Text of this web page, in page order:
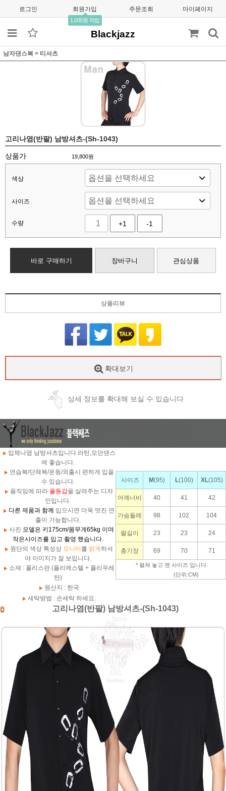
로그인 회원가입
1,000원 적립
주문조회 마이페이지
Blackjazz
남자댄스복 > 티셔츠
고리나염(반팔) 남방셔츠-(Sh-1043)
상품가 19,800원
색상
사이즈
수량 +1 -1
바로 구매하기 장바구니 관심상품
상품리뷰
확대보기
상세 정보를 확대해 보실 수 있습니다
입체나염 남방셔츠입니다.라틴,모던댄스
에 좋습니다.
연습복/단체복/운동/외출시 편하게 입을
수 있습니다.
움직임에 따라 율동감을 살려주는 디자
인입니다.
다른 제품과 함께 입으시면 더욱 멋진 연
출이 가능합니다.
사진 모델은 키175cm/몸무게65kg 이며
작은사이즈를 입고 촬영 했습니다.
원단의 색상 특성상 모니터 를 밝게 하셔
야 이미지가 잘 보입니다.
소재 : 폴리스판 (폴리에스텔 + 폴리우레
탄)
원산지 : 한국
세탁방법 : 손세탁 하세요.
사이즈 M(95) L(100) XL(105)
어깨너비 40 41 42
가슴둘레 98 102 104
팔길이 23 23 24
총기장 69 70 71
* 펼쳐 놓고 잰 사이즈 입니다.
(단위:CM)
고리나염(반팔) 남방셔츠-(Sh-1043)